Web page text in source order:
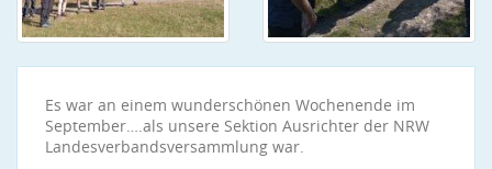
Es war an einem wunderschönen Wochenende im
September….als unsere Sektion Ausrichter der NRW
Landesverbandsversammlung war.